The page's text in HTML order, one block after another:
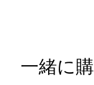
一緒に